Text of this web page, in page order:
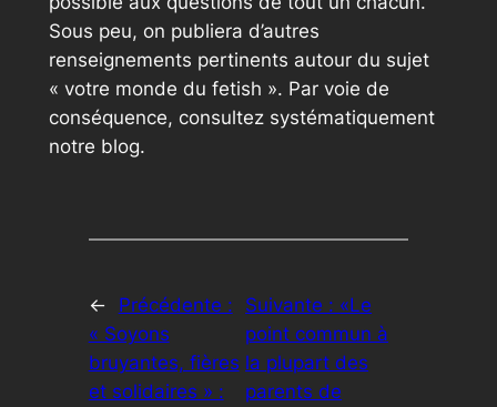
Sous peu, on publiera d’autres
renseignements pertinents autour du sujet
« votre monde du fetish ». Par voie de
conséquence, consultez systématiquement
notre blog.
←
Précédente :
« Soyons
bruyantes, fières
et solidaires » :
Suivante : «Le
point commun à
la plupart des
parents de